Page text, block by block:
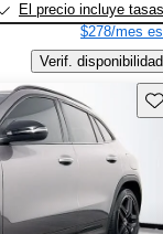
El precio incluye tasas
$278/mes
Verif. disponibilidad